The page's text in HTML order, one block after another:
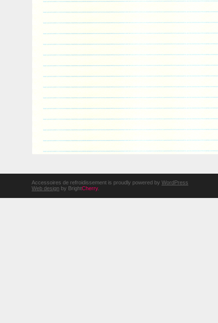
Accessoires de refroidissement is proudly powered by WordPress
Web design by BrightCherry.